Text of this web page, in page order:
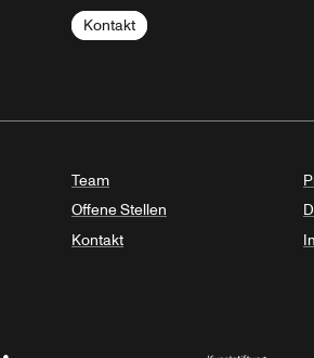
Kontakt
Team
Offene Stellen
Kontakt